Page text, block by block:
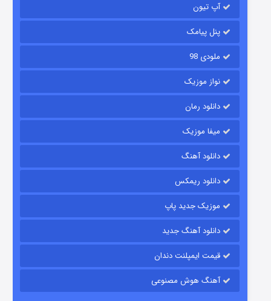
قسمت
شوگر فصل ۲
آپ تیون
پنل پیامک
ملودی 98
نواز موزیک
دانلود رمان
میفا موزیک
دانلود آهنگ
دانلود ریمکس
موزیک جدید پاپ
دانلود آهنگ جدید
قیمت ایمپلنت دندان
آهنگ هوش مصنوعی